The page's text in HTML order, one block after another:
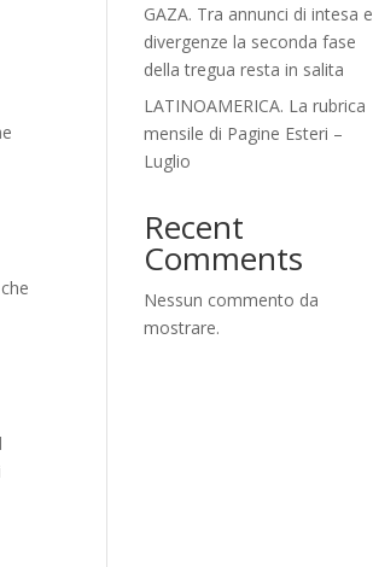
GAZA. Tra annunci di intesa e
divergenze la seconda fase
della tregua resta in salita
LATINOAMERICA. La rubrica
mensile di Pagine Esteri –
Luglio
Recent
Comments
Nessun commento da
mostrare.